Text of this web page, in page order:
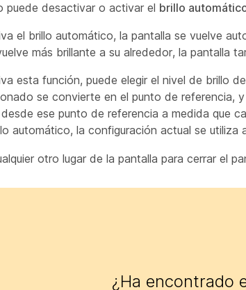
puede desactivar o activar el brillo
el brillo automático, la pantalla se vuelve
más brillante a su alrededor, la pantalla
esta función, puede elegir el nivel de brillo
se convierte en el punto de referencia,
ese punto de referencia a medida que
automático, la configuración actual se
otro lugar de la pantalla para cerrar el
¿Ha encontrado